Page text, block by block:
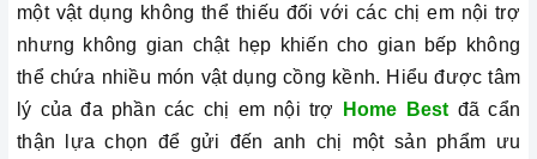
một vật dụng không thể thiếu đối với các chị em nội trợ
nhưng không gian chật hẹp khiến cho gian bếp không
thể chứa nhiều món vật dụng cồng kềnh. Hiểu được tâm
lý của đa phần các chị em nội trợ
Home Best đã cẩn
thận lựa chọn để gửi đến anh chị một sản phẩm ưu